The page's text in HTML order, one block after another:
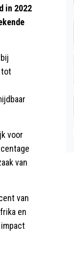
in 2022
tot
voor
van
van
en